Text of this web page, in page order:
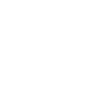
Hyper instead.